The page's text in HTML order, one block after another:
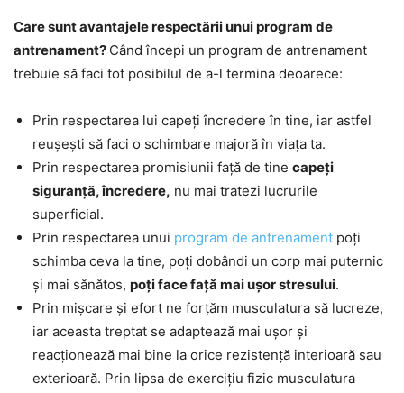
Care sunt avantajele respectării unui program de
antrenament? Când începi un program de antrenament
trebuie să faci tot posibilul de a-l termina deoarece:
Prin respectarea lui capeți încredere în tine, iar astfel
reușești să faci o schimbare majoră în viața ta.
Prin respectarea promisiunii față de tine capeți
siguranță, încredere, nu mai tratezi lucrurile
superficial.
Prin respectarea unui program de antrenament poți
schimba ceva la tine, poți dobândi un corp mai puternic
și mai sănătos, poți face față mai ușor stresului.
Prin mișcare și efort ne forțăm musculatura să lucreze,
iar aceasta treptat se adaptează mai ușor și
reacționează mai bine la orice rezistență interioară sau
exterioară. Prin lipsa de exercițiu fizic musculatura